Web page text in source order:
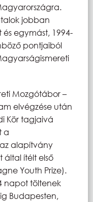
jobban
egymást, 1994-
pontjaiból
Mozgótábor –
elvégzése után
Kör tagjaivá
a
alapítvány
által ítélt első
Youth Prize).
napot töltenek
Budapesten,